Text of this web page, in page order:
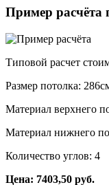
Пример расчёта
Типовой расчет
Размер потолка:
Материал верхнего
Материал нижнего
Количество углов: 4
Цена: 7403,50 руб.